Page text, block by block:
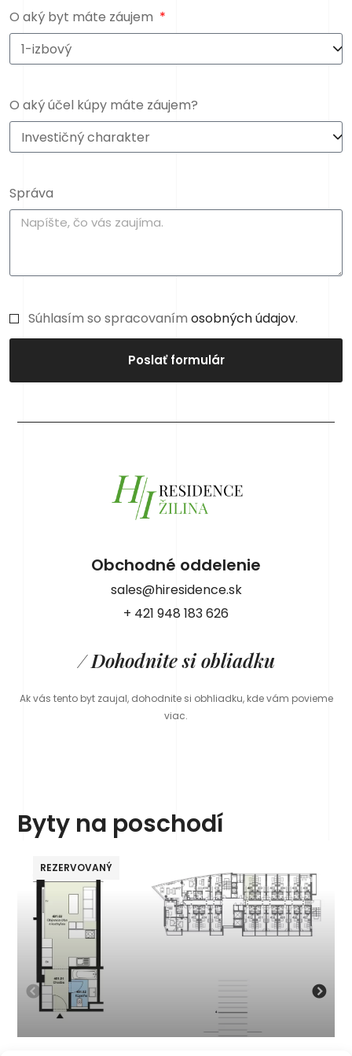
O aký byt máte záujem
O aký účel kúpy máte záujem?
Správa
Súhlasím so spracovanímosobných údajov.
Poslať formulár
Obchodné oddelenie
sales@hiresidence.sk
+ 421 948 183 626
/ Dohodnite si obliadku
Ak vás tento byt zaujal, dohodnite si obhliadku, kde vám povieme
viac.
Byty na poschodí
REZERVOVANÝ